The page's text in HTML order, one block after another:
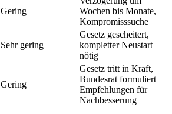
Gering
Wochen bis Monate,
Kompromisssuche
Sehr gering
Gesetz gescheitert,
kompletter Neustart
nötig
Gering
Gesetz tritt in Kraft,
Bundesrat formuliert
Empfehlungen für
Nachbesserung